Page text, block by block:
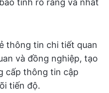
tính rõ ràng và nhất
thông tin chi tiết quan
và đồng nghiệp, tạo
cấp thông tin cập
tiến độ.